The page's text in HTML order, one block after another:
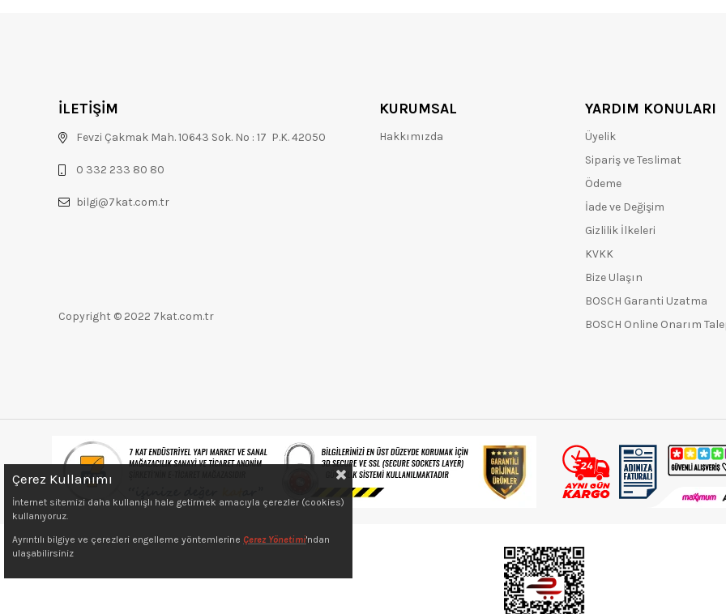
İLETİŞİM
Fevzi Çakmak Mah. 10643 Sok. No : 17 P.K. 42050
0 332 233 80 80
bilgi@7kat.com.tr
Copyright © 2022 7kat.com.tr
KURUMSAL
Hakkımızda
YARDIM KONULARI
Üyelik
Sipariş ve Teslimat
Ödeme
İade ve Değişim
Gizlilik İlkeleri
KVKK
Bize Ulaşın
BOSCH Garanti Uzatma
BOSCH Online Onarım
Çerez Kullanımı
İnternet sitemizi daha kullanışlı hale getirmek amacıyla çerezler (cookies)
kullanıyoruz.
Ayrıntılı bilgiye ve çerezleri engelleme yöntemlerine Çerez Yönetimi'ndan
ulaşabilirsiniz